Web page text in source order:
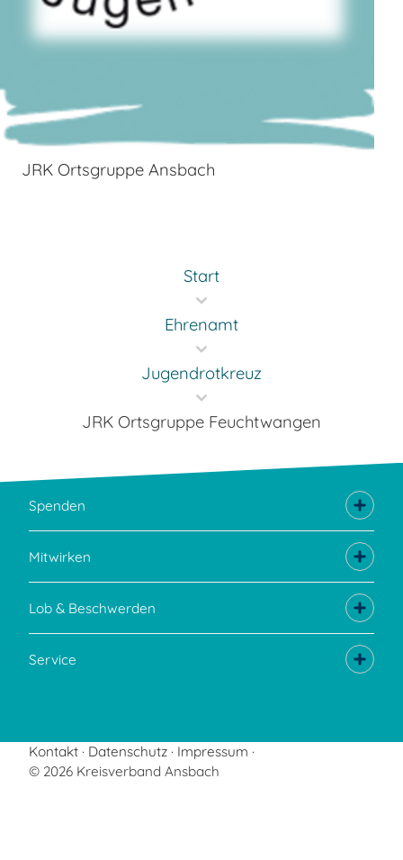
JRK Ortsgruppe Ansbach
Start
Ehrenamt
Jugendrotkreuz
JRK Ortsgruppe Feuchtwangen
Spenden
Mitwirken
Lob & Beschwerden
Service
Kontakt Datenschutz
Impressum
© 2026 Kreisverband Ansbach